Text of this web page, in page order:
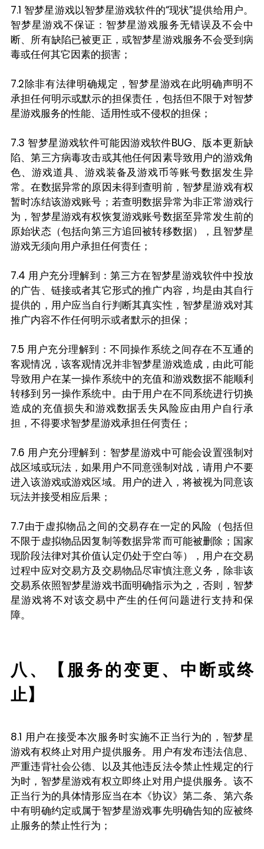
7.1 智梦星游戏以智梦星游戏软件的“现状”提供给用户。
智梦星游戏不保证：智梦星游戏服务无错误及不会中
断、所有缺陷已被更正，或智梦星游戏服务不会受到病
毒或任何其它因素的损害；
7.2除非有法律明确规定，智梦星游戏在此明确声明不
承担任何明示或默示的担保责任，包括但不限于对智梦
星游戏服务的性能、适用性或不侵权的担保；
7.3 智梦星游戏软件可能因游戏软件BUG、版本更新缺
陷、第三方病毒攻击或其他任何因素导致用户的游戏角
色、游戏道具、游戏装备及游戏币等账号数据发生异
常。在数据异常的原因未得到查明前，智梦星游戏有权
暂时冻结该游戏账号；若查明数据异常为非正常游戏行
为，智梦星游戏有权恢复游戏账号数据至异常发生前的
原始状态（包括向第三方追回被转移数据），且智梦星
游戏无须向用户承担任何责任；
7.4 用户充分理解到：第三方在智梦星游戏软件中投放
的广告、链接或者其它形式的推广内容，均是由其自行
提供的，用户应当自行判断其真实性，智梦星游戏对其
推广内容不作任何明示或者默示的担保；
7.5 用户充分理解到：不同操作系统之间存在不互通的
客观情况，该客观情况并非智梦星游戏造成，由此可能
导致用户在某一操作系统中的充值和游戏数据不能顺利
转移到另一操作系统中。由于用户在不同系统进行切换
造成的充值损失和游戏数据丢失风险应由用户自行承
担，不得要求智梦星游戏承担任何责任；
7.6 用户充分理解到：智梦星游戏中可能会设置强制对
战区域或玩法，如果用户不同意强制对战，请用户不要
进入该游戏或游戏区域。用户的进入，将被视为同意该
玩法并接受相应后果；
7.7由于虚拟物品之间的交易存在一定的风险（包括但
不限于虚拟物品因复制等数据异常而可能被删除；国家
现阶段法律对其价值认定仍处于空白等），用户在交易
过程中应对交易方及交易物品尽审慎注意义务，除非该
交易系依照智梦星游戏书面明确指示为之，否则，智梦
星游戏将不对该交易中产生的任何问题进行支持和保
障。
八、【服务的变更、中断或终
止】
8.1 用户在接受本次服务时实施不正当行为的，智梦星
游戏有权终止对用户提供服务。用户有发布违法信息、
严重违背社会公德、以及其他违反法令禁止性规定的行
为时，智梦星游戏有权立即终止对用户提供服务。该不
正当行为的具体情形应当在本《协议》第二条、第六条
中有明确约定或属于智梦星游戏事先明确告知的应被终
止服务的禁止性行为；